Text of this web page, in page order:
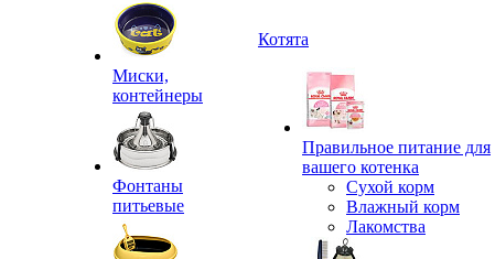
Миски,
контейнеры
Фонтаны
питьевые
Котята
Правильное питание для
вашего котенка
Сухой корм
Влажный корм
Лакомства